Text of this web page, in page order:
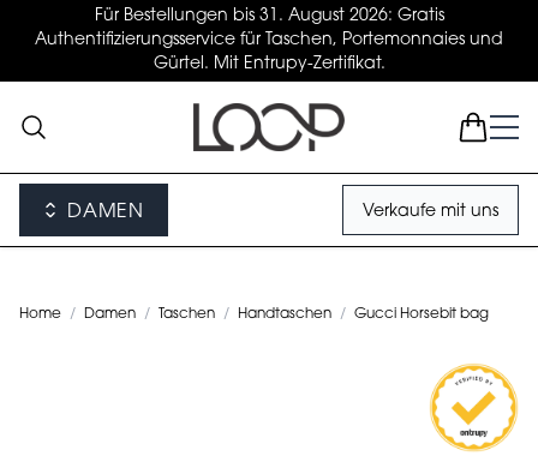
Für Bestellungen bis 31. August 2026: Gratis
Authentifizierungsservice für Taschen, Portemonnaies und
Gürtel. Mit Entrupy-Zertifikat.
DAMEN Verkaufe mit uns
Home / Damen / Taschen / Handtaschen / Gucci Horsebit bag